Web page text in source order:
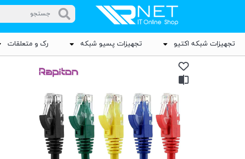
تجهیزات شبکه اکتیو تجهیزات پسیو شبکه رک و متعلقات